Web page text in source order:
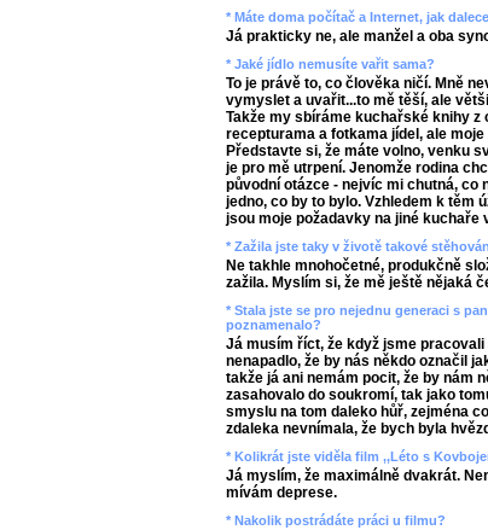
* Máte doma počítač a Internet, jak
Já prakticky ne, ale manžel a oba
* Jaké jídlo nemusíte vařit sama?
To je právě to, co člověka ničí. Mně
vymyslet a uvařit...to mě těší, ale
Takže my sbíráme kuchařské knihy z
recepturama a fotkama jídel, ale
Představte si, že máte volno, venku
je pro mě utrpení. Jenomže rodina
původní otázce - nejvíc mi chutná, co
jedno, co by to bylo. Vzhledem k těm
jsou moje požadavky na jiné kuchaře
* Zažila jste taky v životě takové
Ne takhle mnohočetné, produkčně
zažila. Myslím si, že mě ještě nějaká
* Stala jste se pro nejednu generaci s
poznamenalo?
Já musím říct, že když jsme
nenapadlo, že by nás někdo označil
takže já ani nemám pocit, že by nám
zasahovalo do soukromí, tak jako
smyslu na tom daleko hůř, zejména
zdaleka nevnímala, že bych byla
* Kolikrát jste viděla film ,,Léto s
Já myslím, že maximálně dvakrát.
mívám deprese.
* Nakolik postrádáte práci u filmu?